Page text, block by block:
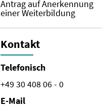
Antrag auf Anerkennung
einer Weiterbildung
Kontakt
Telefonisch
+49 30 408 06 - 0
E-Mail